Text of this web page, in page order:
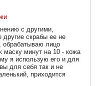
с другими,
другие скрабы ее не
обрабатываю лицо
маску минут на 10 - кожа
я использую его и для
для себя так и не
приходится